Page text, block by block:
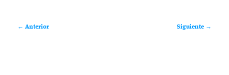
Navegación
← Anterior Siguiente →